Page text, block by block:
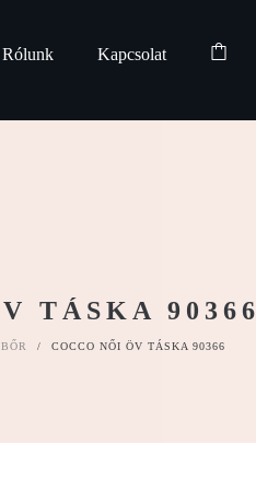
Rólunk Kapcsolat
TÁSKA
/ COCCO NŐI ÖV TÁSKA 90366